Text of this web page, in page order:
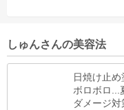
しゅんさんの美容法
日焼け止
ボロボロ...
ダメージ対